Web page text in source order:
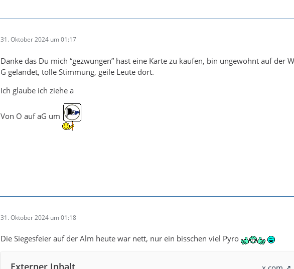
31. Oktober 2024 um 01:17
Danke das Du mich “gezwungen” hast eine Karte zu kaufen, bin ungewohnt auf der
G gelandet, tolle Stimmung, geile Leute dort.
Ich glaube ich ziehe a
Von O auf aG um
31. Oktober 2024 um 01:18
Die Siegesfeier auf der Alm heute war nett, nur ein bisschen viel Pyro
Externer Inhalt